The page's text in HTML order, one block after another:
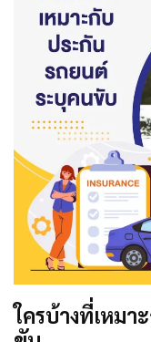
ใครบ้างที่เหม